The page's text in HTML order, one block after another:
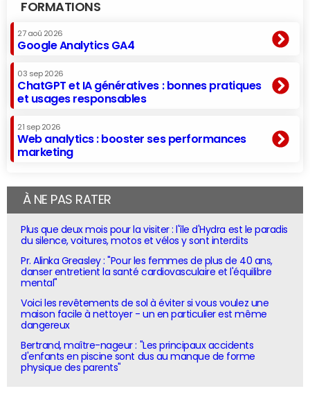
FORMATIONS
27 aoû 2026
Google Analytics GA4
03 sep 2026
ChatGPT et IA génératives : bonnes pratiques
et usages responsables
21 sep 2026
Web analytics : booster ses performances
marketing
À NE PAS RATER
Plus que deux mois pour la visiter : l'île d'Hydra est le paradis
du silence, voitures, motos et vélos y sont interdits
Pr. Alinka Greasley : "Pour les femmes de plus de 40 ans,
danser entretient la santé cardiovasculaire et l'équilibre
mental"
Voici les revêtements de sol à éviter si vous voulez une
maison facile à nettoyer - un en particulier est même
dangereux
Bertrand, maître-nageur : "Les principaux accidents
d'enfants en piscine sont dus au manque de forme
physique des parents"